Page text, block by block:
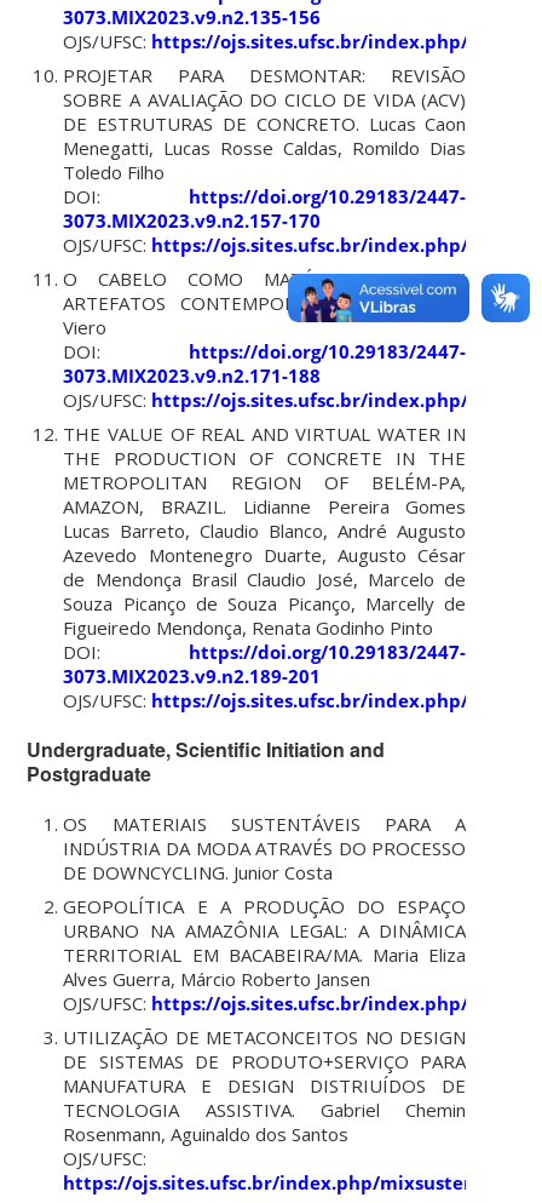
3073.MIX2023.v9.n2.135-156
OJS/UFSC: https://ojs.sites.ufsc.br/index.php/
PROJETAR PARA DESMONTAR: REVISÃO
SOBRE A AVALIAÇÃO DO CICLO DE VIDA (ACV)
DE ESTRUTURAS DE CONCRETO. Lucas Caon
Menegatti, Lucas Rosse Caldas, Romildo Dias
Toledo Filho
DOI: https://doi.org/10.29183/2447-
3073.MIX2023.v9.n2.157-170
OJS/UFSC: https://ojs.sites.ufsc.br/index.php/
O CABELO COMO MATÉRIA PRIMA EM
ARTEFATOS CONTEMPORÂNEOS.Ivi Pivetta
Viero
DOI: https://doi.org/10.29183/2447-
3073.MIX2023.v9.n2.171-188
OJS/UFSC: https://ojs.sites.ufsc.br/index.php/
THE VALUE OF REAL AND VIRTUAL WATER IN
THE PRODUCTION OF CONCRETE IN THE
METROPOLITAN REGION OF BELÉM-PA,
AMAZON, BRAZIL. Lidianne Pereira Gomes
Lucas Barreto, Claudio Blanco, André Augusto
Azevedo Montenegro Duarte, Augusto César
de Mendonça Brasil Claudio José, Marcelo de
Souza Picanço de Souza Picanço, Marcelly de
Figueiredo Mendonça, Renata Godinho Pinto
DOI: https://doi.org/10.29183/2447-
3073.MIX2023.v9.n2.189-201
OJS/UFSC: https://ojs.sites.ufsc.br/index.php/
Undergraduate, Scientific Initiation and
Postgraduate
OS MATERIAIS SUSTENTÁVEIS PARA A
INDÚSTRIA DA MODA ATRAVÉS DO PROCESSO
DE DOWNCYCLING. Junior Costa
GEOPOLÍTICA E A PRODUÇÃO DO ESPAÇO
URBANO NA AMAZÔNIA LEGAL: A DINÂMICA
TERRITORIAL EM BACABEIRA/MA. Maria Eliza
Alves Guerra, Márcio Roberto Jansen
OJS/UFSC: https://ojs.sites.ufsc.br/index.php/
UTILIZAÇÃO DE METACONCEITOS NO DESIGN
DE SISTEMAS DE PRODUTO+SERVIÇO PARA
MANUFATURA E DESIGN DISTRIUÍDOS DE
TECNOLOGIA ASSISTIVA. Gabriel Chemin
Rosenmann, Aguinaldo dos Santos
OJS/UFSC:
https://ojs.sites.ufsc.br/index.php/mixsustentavel/